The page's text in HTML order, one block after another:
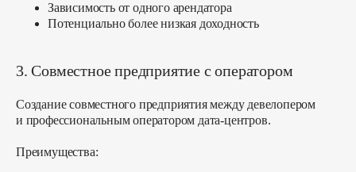
Зависимость от одного арендатора
Потенциально более низкая доходность
3. Совместное предприятие с оператором
Создание совместного предприятия между девелопером
и профессиональным оператором дата-центров.
Преимущества: